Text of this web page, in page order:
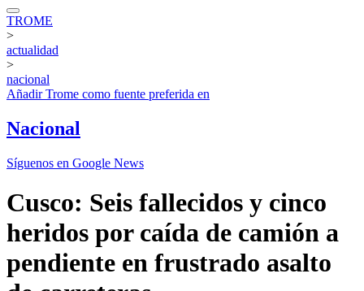
TROME
>
actualidad
>
nacional
AñadirTrome como fuente preferida en
Nacional
Síguenos en Google News
Cusco: Seis fallecidos y cinco
heridos por caída de camión a
pendiente en frustrado asalto